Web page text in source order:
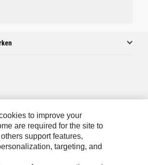
to improve your
are required for the site to
support features,
targeting, and